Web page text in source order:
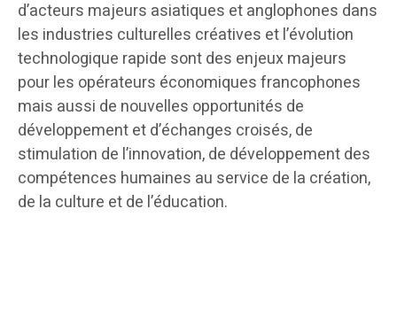
d’acteurs majeurs asiatiques et anglophones dans
les industries culturelles créatives et l’évolution
technologique rapide sont des enjeux majeurs
pour les opérateurs économiques francophones
mais aussi de nouvelles opportunités de
développement et d’échanges croisés, de
stimulation de l’innovation, de développement des
compétences humaines au service de la création,
de la culture et de l’éducation.